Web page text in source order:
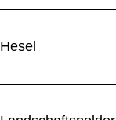
Hesel